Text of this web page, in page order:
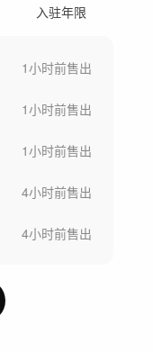
入驻年限
1小时前售出
1小时前售出
1小时前售出
4小时前售出
4小时前售出